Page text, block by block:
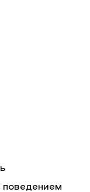
поведением